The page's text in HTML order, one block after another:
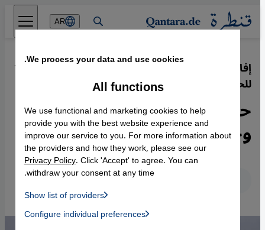
Direkt zum Inhalt springen
AR
إفاضة مياه نهر الفرات وقطعها كوسيلة
للحرب في العراق
·
13.06.2014
حرب المياه بين المسلحين
وحكومة المالكي
English عربي
We process your data and use cookies.
All functions
We use functional and marketing cookies to help
provide you with the best website experience and
improve our service to you. For more information about
the providers and how they work, please see our
Privacy Policy. Click 'Accept' to agree. You can
withdraw your consent at any time.
Show list of providers
Instagram Embed, Twitter Embed, Youtube Embed
Facebook Embed / Facebook Connect
Configure individual preferences